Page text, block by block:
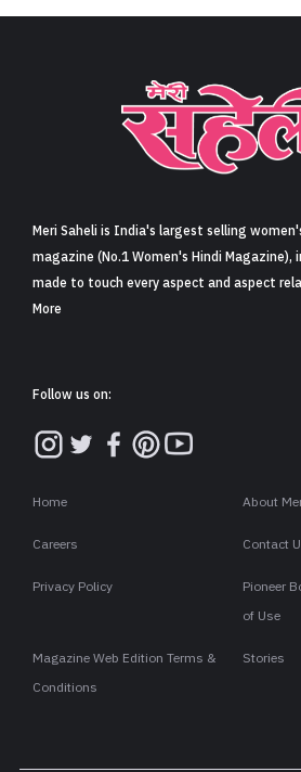
Meri Saheli is India's largest selling
magazine (No.1 Women's Hindi Magazine),
made to touch every aspect and aspect
More
Follow us on:
Home About
Careers Contact
Privacy Policy
Pioneer
of Use
Magazine Web Edition Terms &
Conditions
Stories